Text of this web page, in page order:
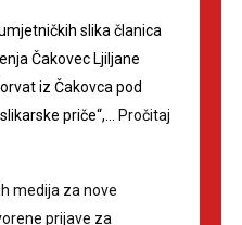
slika članica
Čakovec Ljiljane
iz Čakovca pod
priče“,… Pročitaj
medija za nove
prijave za